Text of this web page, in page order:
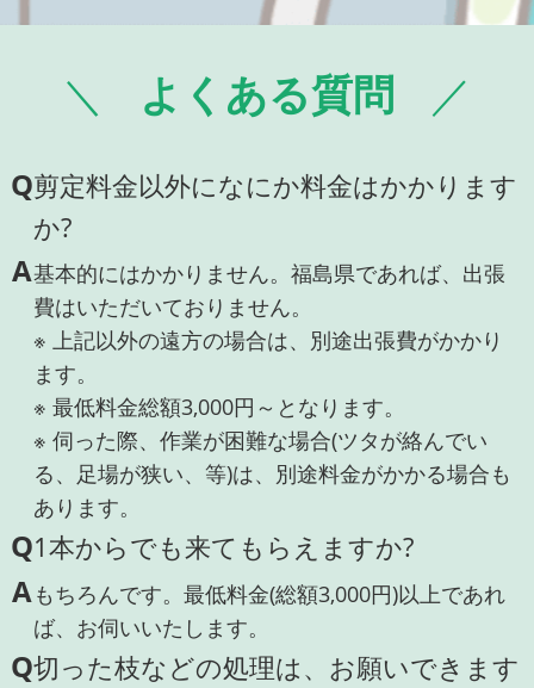
よくある質問
Q剪定料金以外になにか料金はかかります
か?
A基本的にはかかりません。福島県であれば、出張
費はいただいておりません。
※ 上記以外の遠方の場合は、別途出張費がかかり
ます。
※ 最低料金総額3,000円～となります。
※ 伺った際、作業が困難な場合(ツタが絡んでい
る、足場が狭い、等)は、別途料金がかかる場合も
あります。
Q1本からでも来てもらえますか?
Aもちろんです。最低料金(総額3,000円)以上であれ
ば、お伺いいたします。
Q切った枝などの処理は、お願いできます